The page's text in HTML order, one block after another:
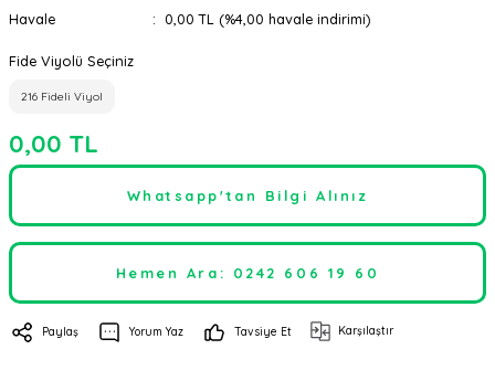
Havale
0,00 TL (%4,00 havale indirimi)
Fide Viyolü Seçiniz
216 Fideli Viyol
0,00 TL
Whatsapp'tan Bilgi Alınız
Hemen Ara: 0242 606 19 60
Paylaş Yorum Yaz Tavsiye Et Karşılaştır